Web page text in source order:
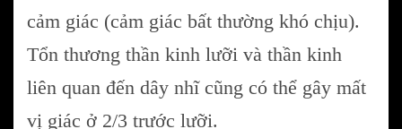
cảm giác (cảm giác bất thường khó chịu).
Tổn thương thần kinh lưỡi và thần kinh
liên quan đến dây nhĩ cũng có thể gây mất
vị giác ở 2/3 trước lưỡi.